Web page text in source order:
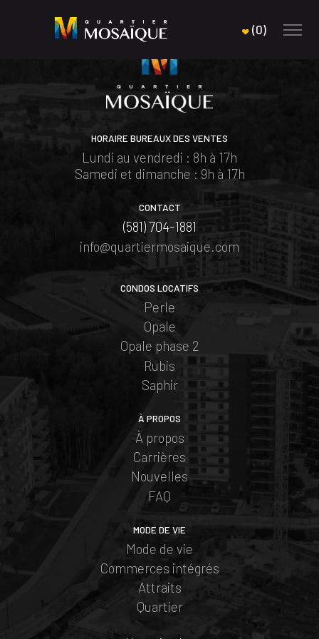
(0)
HORAIRE BUREAUX DES VENTES
Lundi au vendredi : 8h à 17h
Samedi et dimanche : 9h à 17h
CONTACT
(581) 704-1881
info@quartiermosaique.com
CONDOS LOCATIFS
Perle
Opale
Opale phase 2
Rubis
Saphir
À PROPOS
À propos
Carrières
Nouvelles
FAQ
MODE DE VIE
Mode de vie
Commerces intégrés
Attraits
Quartier